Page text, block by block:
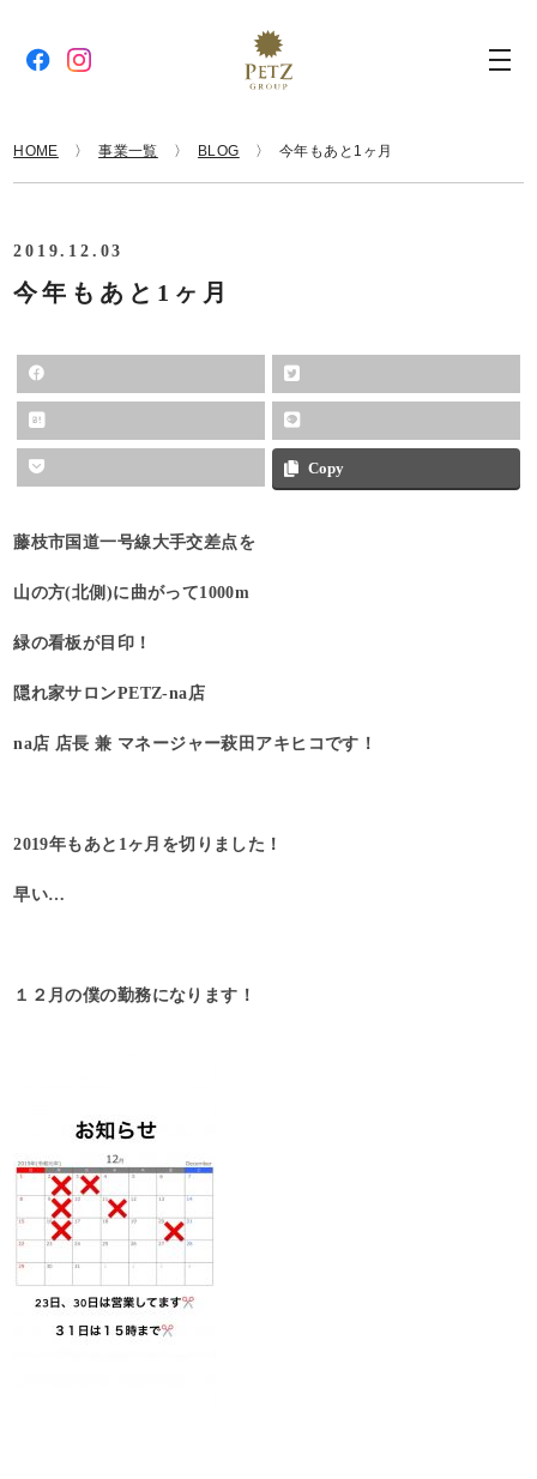
HOME 事業一覧 BLOG 今年もあと1ヶ月
2019.12.03
今年もあと1ヶ月
Copy
藤枝市国道一号線大手交差点を
山の方(北側)に曲がって1000m
緑の看板が目印！
隠れ家サロンPETZ-na店
na店 店長 兼 マネージャー萩田アキヒコです！
2019年もあと1ヶ月を切りました！
早い…
１２月の僕の勤務になります！